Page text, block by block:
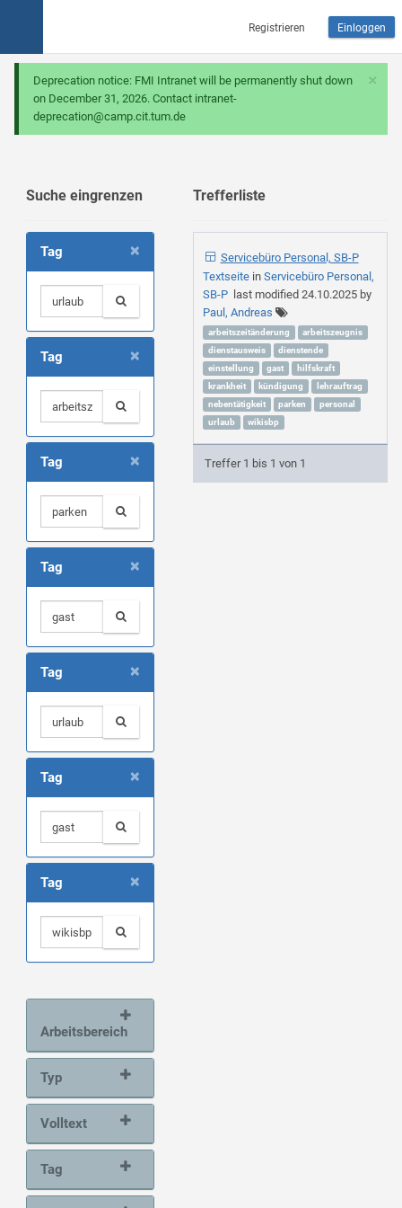
Registrieren Einloggen
×
Deprecation notice: FMI Intranet will be permanently shut down
on December 31, 2026. Contact intranet-
deprecation@camp.cit.tum.de
Suche eingrenzen
×
Tag
×
Tag
×
Tag
×
Tag
×
Tag
×
Tag
×
Tag
Arbeitsbereich
Typ
Volltext
Tag
Trefferliste
Servicebüro Personal, SB-P
Textseite in Servicebüro Personal,
SB-Plast modified 24.10.2025by
Paul, Andreas
arbeitszeitänderung
arbeitszeugnis
dienstausweis
dienstende
einstellung
gast
hilfskraft
krankheit
kündigung
lehrauftrag
nebentätigkeit
parken
personal
urlaub
wikisbp
Treffer 1 bis 1 von 1